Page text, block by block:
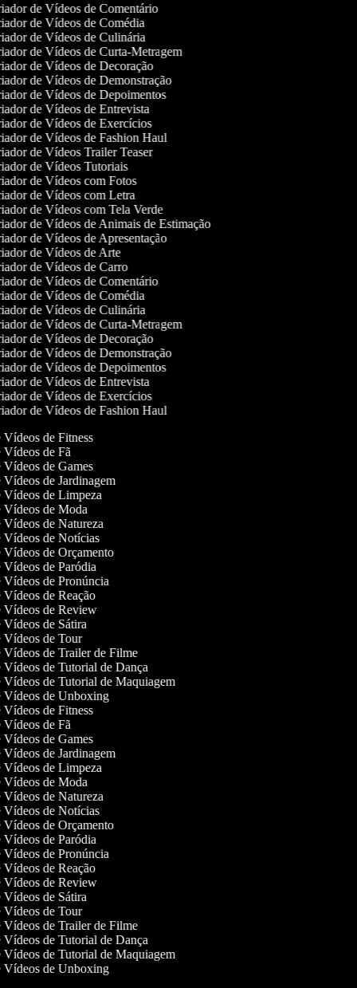
de Vídeos de Comentário
de Vídeos de Comédia
de Vídeos de Culinária
de Vídeos de Curta-Metragem
de Vídeos de Decoração
de Vídeos de Demonstração
de Vídeos de Depoimentos
de Vídeos de Entrevista
de Vídeos de Exercícios
de Vídeos de Fashion Haul
de Vídeos Trailer Teaser
de Vídeos Tutoriais
de Vídeos com Fotos
de Vídeos com Letra
de Vídeos com Tela Verde
de Vídeos de Animais de Estimação
de Vídeos de Apresentação
de Vídeos de Arte
de Vídeos de Carro
de Vídeos de Comentário
de Vídeos de Comédia
de Vídeos de Culinária
de Vídeos de Curta-Metragem
de Vídeos de Decoração
de Vídeos de Demonstração
de Vídeos de Depoimentos
de Vídeos de Entrevista
de Vídeos de Exercícios
de Vídeos de Fashion Haul
Vídeos de Fitness
Vídeos de Fã
Vídeos de Games
Vídeos de Jardinagem
Vídeos de Limpeza
Vídeos de Moda
Vídeos de Natureza
Vídeos de Notícias
Vídeos de Orçamento
Vídeos de Paródia
Vídeos de Pronúncia
Vídeos de Reação
Vídeos de Review
Vídeos de Sátira
Vídeos de Tour
Vídeos de Trailer de Filme
Vídeos de Tutorial de Dança
Vídeos de Tutorial de Maquiagem
Vídeos de Unboxing
Vídeos de Fitness
Vídeos de Fã
Vídeos de Games
Vídeos de Jardinagem
Vídeos de Limpeza
Vídeos de Moda
Vídeos de Natureza
Vídeos de Notícias
Vídeos de Orçamento
Vídeos de Paródia
Vídeos de Pronúncia
Vídeos de Reação
Vídeos de Review
Vídeos de Sátira
Vídeos de Tour
Vídeos de Trailer de Filme
Vídeos de Tutorial de Dança
Vídeos de Tutorial de Maquiagem
Vídeos de Unboxing